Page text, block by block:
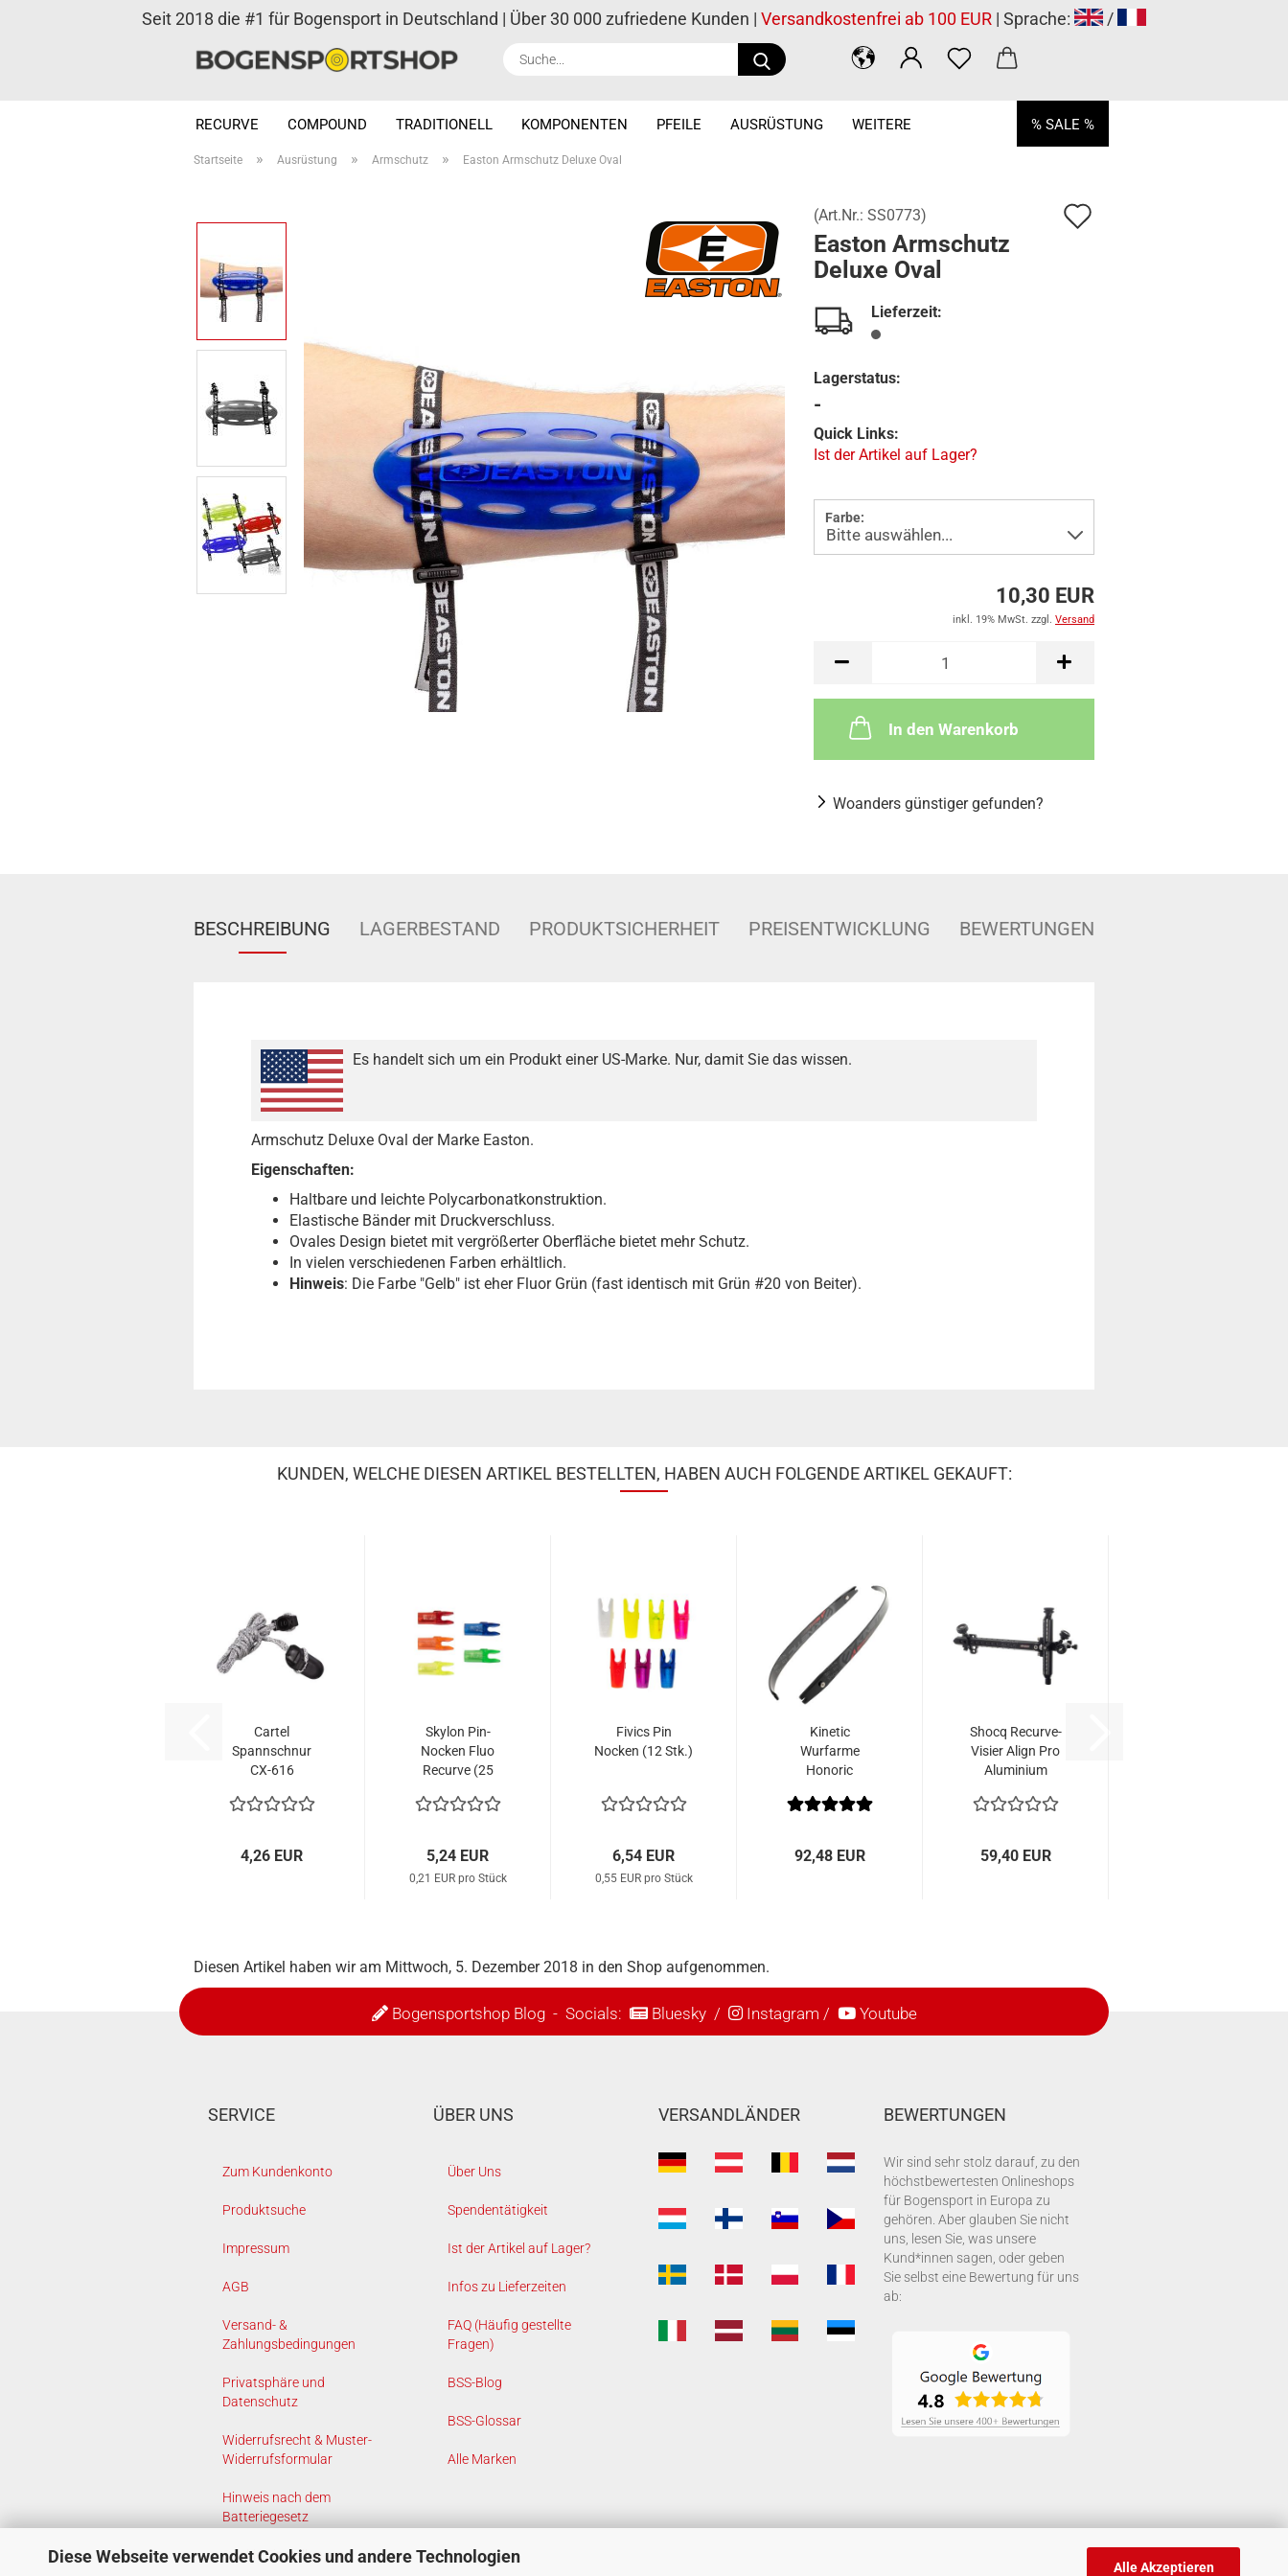
Diese Webseite verwendet Cookies und andere Technologien
Alle Akzeptieren
Suche...
Seit 2018 die #1 für Bogensport in Deutschland | Über 30 000 zufriedene Kunden | Versandkostenfrei ab 100 EUR | Sprache: /
RECURVE COMPOUND TRADITIONELL KOMPONENTEN PFEILE AUSRÜSTUNG % SALE %
WEITERE
Startseite » Ausrüstung » Armschutz » Easton Armschutz Deluxe Oval
(Art.Nr.: SS0773)
Easton Armschutz
Deluxe Oval
Lieferzeit:
Lagerstatus:
-
Quick Links:
Ist der Artikel auf Lager?
Farbe:
10,30 EUR
inkl. 19% MwSt. zzgl. Versand
In den Warenkorb
Woanders günstiger gefunden?
BESCHREIBUNG LAGERBESTAND PRODUKTSICHERHEIT PREISENTWICKLUNG BEWERTUNGEN
Es handelt sich um ein Produkt einer US-Marke. Nur, damit Sie das wissen.
Armschutz Deluxe Oval der Marke Easton.
Eigenschaften:
Haltbare und leichte Polycarbonatkonstruktion.
Elastische Bänder mit Druckverschluss.
Ovales Design bietet mit vergrößerter Oberfläche bietet mehr Schutz.
In vielen verschiedenen Farben erhältlich.
Hinweis: Die Farbe "Gelb" ist eher Fluor Grün (fast identisch mit Grün #20 von Beiter).
KUNDEN, WELCHE DIESEN ARTIKEL BESTELLTEN, HABEN AUCH FOLGENDE ARTIKEL GEKAUFT:
Cartel
Spannschnur
CX-616
4,26 EUR
Skylon Pin-
Nocken Fluo
Recurve (25
5,24 EUR
0,21 EUR pro Stück
Fivics Pin
Nocken (12 Stk.)
6,54 EUR
0,55 EUR pro Stück
Kinetic
Wurfarme
Honoric
2025
92,48 EUR
Shocq Recurve-
Visier Align Pro
Aluminium
59,40 EUR
Diesen Artikel haben wir am Mittwoch, 5. Dezember 2018 in den Shop aufgenommen.
Bogensportshop Blog- Socials: Bluesky/ Instagram / Youtube
SERVICE
Zum Kundenkonto
Produktsuche
Impressum
AGB
Versand- &
Zahlungsbedingungen
Privatsphäre und
Datenschutz
Widerrufsrecht & Muster-
Widerrufsformular
Hinweis nach dem
Batteriegesetz
Cookie Einstellungen
ÜBER UNS
Über Uns
Spendentätigkeit
Ist der Artikel auf Lager?
Infos zu Lieferzeiten
FAQ (Häufig gestellte
Fragen)
BSS-Blog
BSS-Glossar
Alle Marken
VERSANDLÄNDER BEWERTUNGEN
Wir sind sehr stolz darauf, zu den
höchstbewertesten Onlineshops
für Bogensport in Europa zu
gehören. Aber glauben Sie nicht
uns, lesen Sie, was unsere
Kund*innen sagen, oder geben
Sie selbst eine Bewertung für uns
ab: